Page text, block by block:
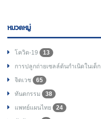
หมวดหมู่
โควิด-19
13
การปลูกถ่ายเซลล์ต้นกำเนิดในเด็ก
จิตเวช
65
ทันตกรรม
38
แพทย์แผนไทย
24